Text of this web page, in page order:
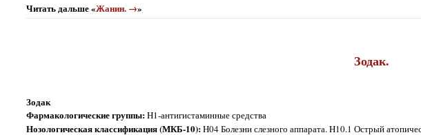
Читать дальше «Жанин. →»
Зодак.
Зодак
Фармакологические группы:H1-антигистаминные средства
Нозологическая классификация (МКБ-10):H04 Болезни слезного аппарата. H10.1 Острый